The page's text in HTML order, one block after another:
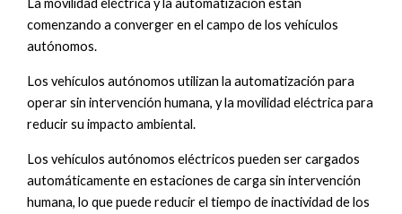
La movilidad eléctrica y la automatización están
comenzando a converger en el campo de los vehículos
autónomos.
Los vehículos autónomos utilizan la automatización para
operar sin intervención humana, y la movilidad eléctrica para
reducir su impacto ambiental.
Los vehículos autónomos eléctricos pueden ser cargados
automáticamente en estaciones de carga sin intervención
humana, lo que puede reducir el tiempo de inactividad de los